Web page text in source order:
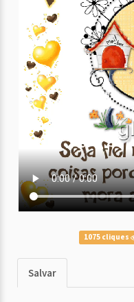
1075 cliques
Salvar